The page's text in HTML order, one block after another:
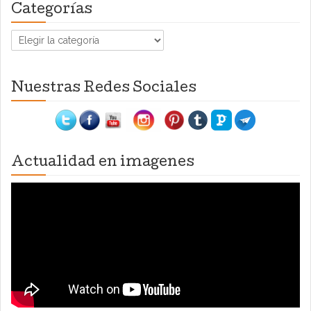
Categorías
Categorías
Nuestras Redes Sociales
Actualidad en imagenes